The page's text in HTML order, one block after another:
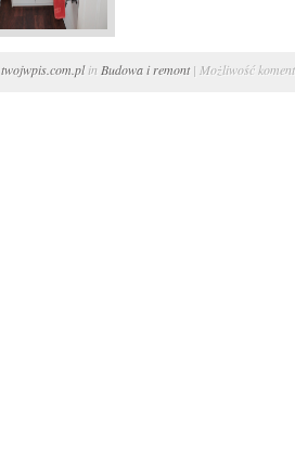
twojwpis.com.plin Budowa i remont| Możliwość